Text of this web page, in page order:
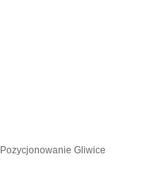
Pozycjonowanie Gliwice